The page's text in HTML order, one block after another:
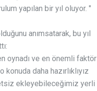
yapılan bir yıl oluyor. "
anımsatarak, bu yıl
oynadı ve en önemli faktör
daha hazırlıklıyız
ekleyebileceğimiz yerli